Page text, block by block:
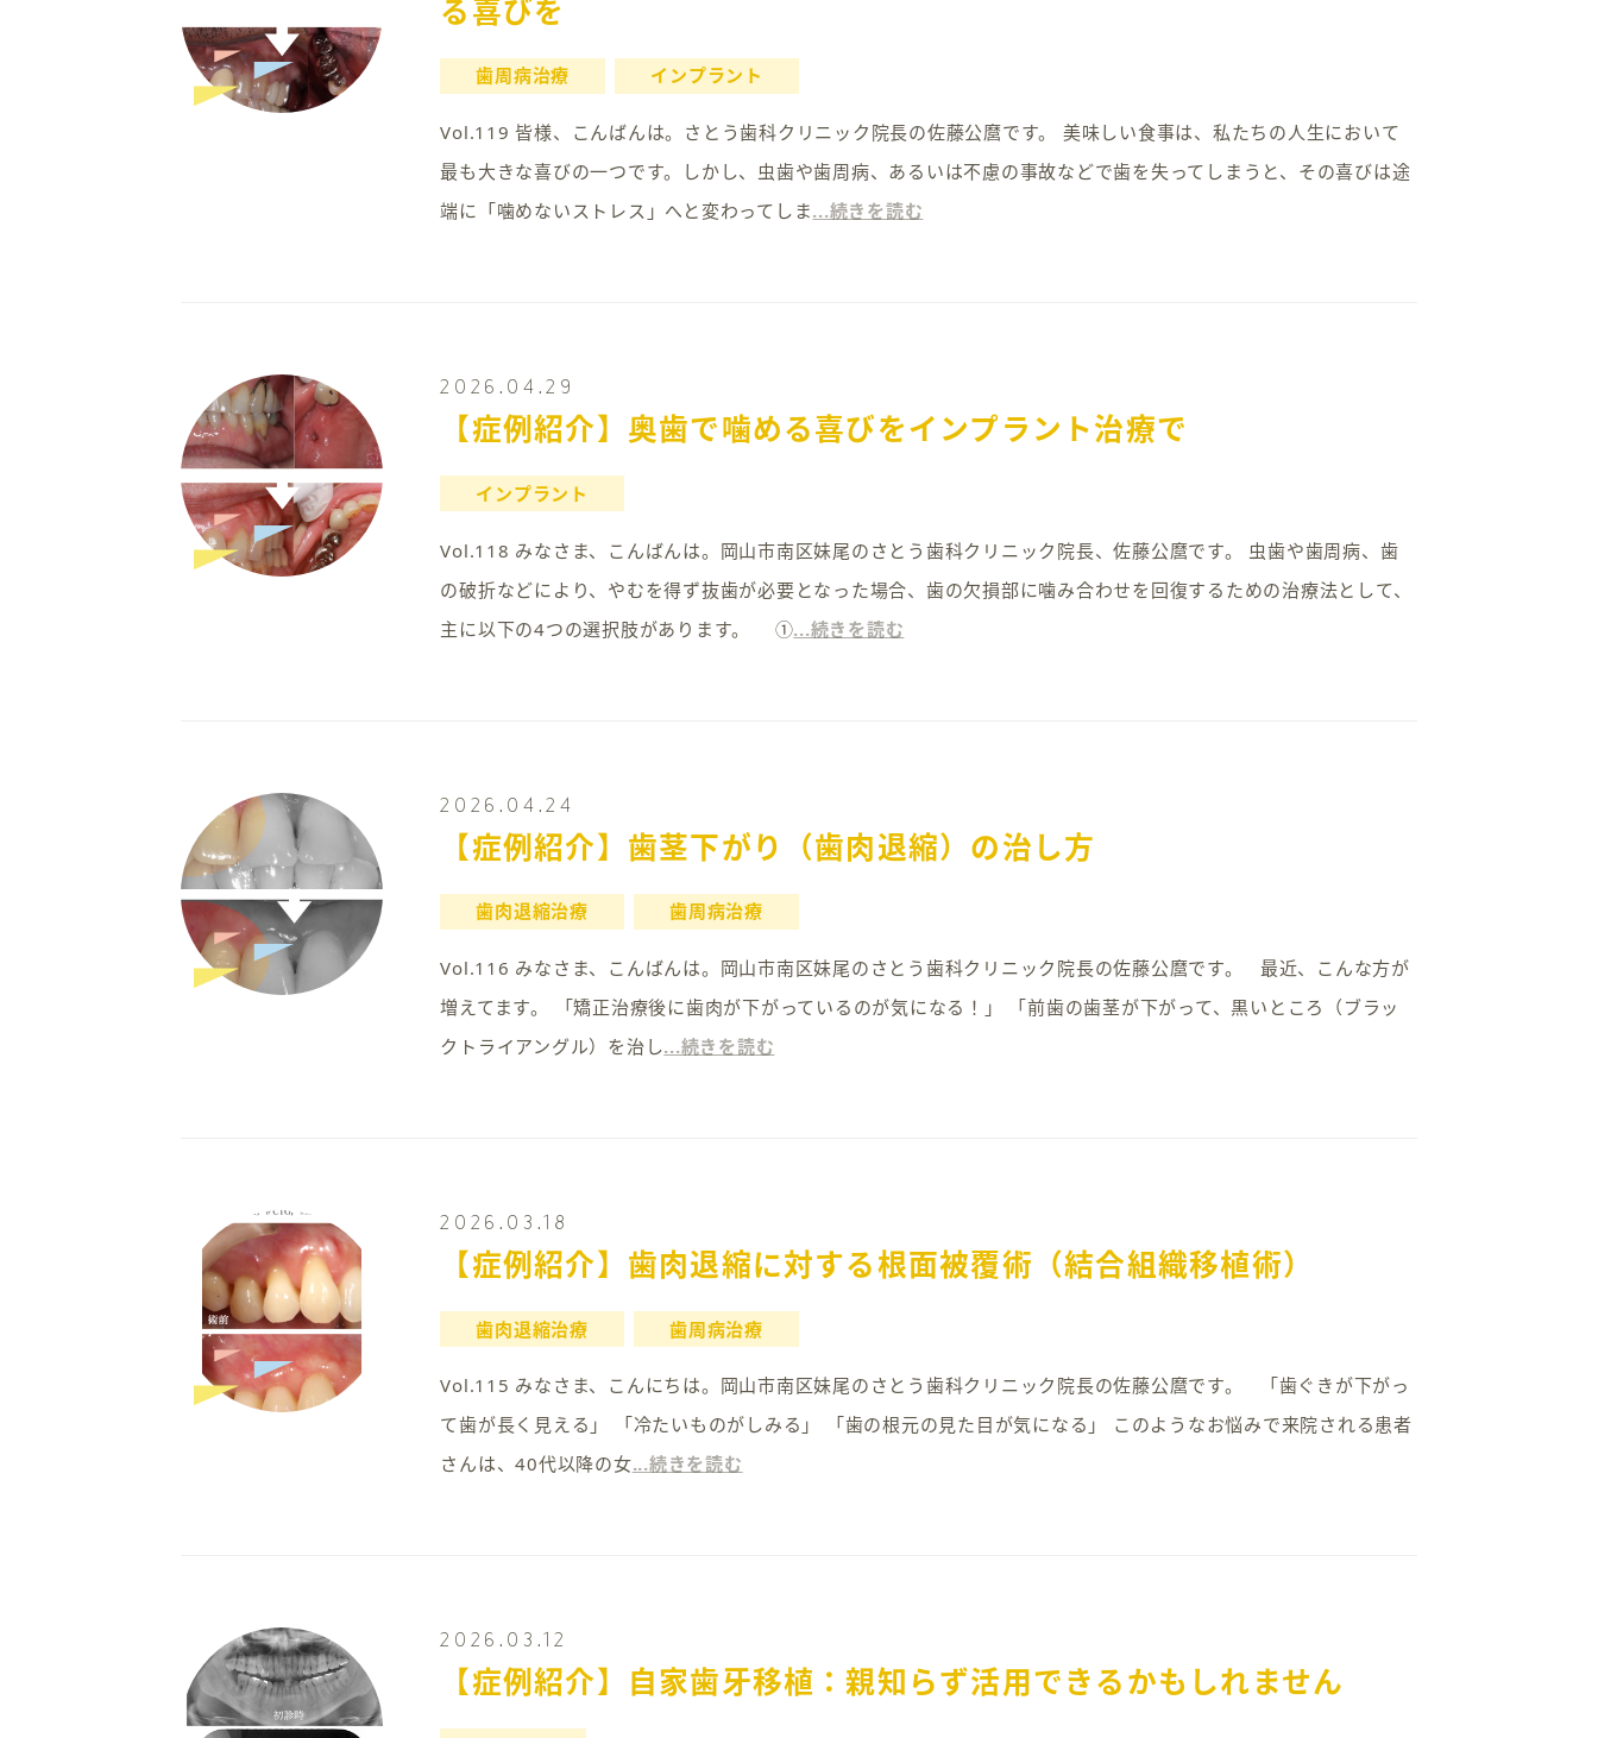
る喜びを
歯周病治療 インプラント
Vol.119 皆様、こんばんは。さとう歯科クリニック院長の佐藤公麿です。 美味しい食事は、私たちの人生において
最も大きな喜びの一つです。しかし、虫歯や歯周病、あるいは不慮の事故などで歯を失ってしまうと、その喜びは途
端に「噛めないストレス」へと変わってしま...続きを読む
2026.04.29
【症例紹介】奥歯で噛める喜びをインプラント治療で
インプラント
Vol.118 みなさま、こんばんは。岡山市南区妹尾のさとう歯科クリニック院長、佐藤公麿です。 虫歯や歯周病、歯
の破折などにより、やむを得ず抜歯が必要となった場合、歯の欠損部に噛み合わせを回復するための治療法として、
主に以下の4つの選択肢があります。 ①...続きを読む
2026.04.24
【症例紹介】歯茎下がり（歯肉退縮）の治し方
歯肉退縮治療 歯周病治療
Vol.116 みなさま、こんばんは。岡山市南区妹尾のさとう歯科クリニック院長の佐藤公麿です。 最近、こんな方が
増えてます。 「矯正治療後に歯肉が下がっているのが気になる！」 「前歯の歯茎が下がって、黒いところ（ブラッ
クトライアングル）を治し...続きを読む
2026.03.18
【症例紹介】歯肉退縮に対する根面被覆術（結合組織移植術）
歯肉退縮治療 歯周病治療
Vol.115 みなさま、こんにちは。岡山市南区妹尾のさとう歯科クリニック院長の佐藤公麿です。 「歯ぐきが下がっ
て歯が長く見える」 「冷たいものがしみる」 「歯の根元の見た目が気になる」 このようなお悩みで来院される患者
さんは、40代以降の女...続きを読む
2026.03.12
【症例紹介】自家歯牙移植：親知らず活用できるかもしれません